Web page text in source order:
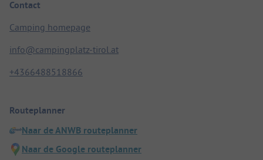
Contact
Camping homepage
info@campingplatz-tirol.at
+4366488518866
Routeplanner
Naar de ANWB routeplanner
Naar de Google routeplanner